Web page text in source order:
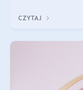
CZYTAJ